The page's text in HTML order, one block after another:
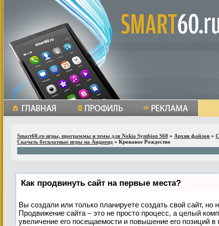
Smart60.ru игры, программы и темы для Nokia Symbian S60 » Архив файлов »
Скачать бесплатные игры на Андроид » Кровавое Рождество
Как продвинуть сайт на первые места?
Вы создали или только планируете создать свой сайт, но
Продвижение сайта – это не просто процесс, а целый
увеличение его посещаемости и повышение его позиций в